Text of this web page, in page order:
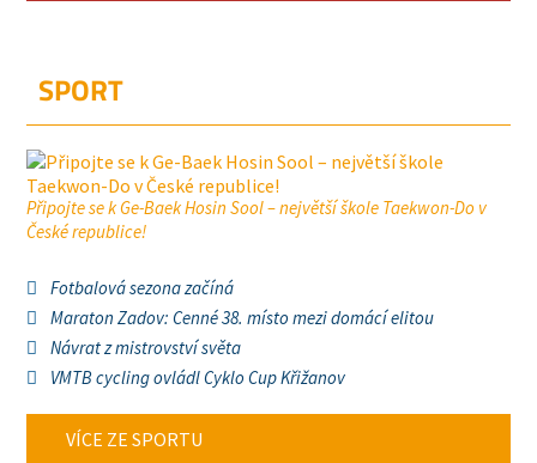
SPORT
Připojte se k Ge-Baek Hosin Sool – největší škole Taekwon-Do v
České republice!
Fotbalová sezona začíná
Maraton Zadov: Cenné 38. místo mezi domácí elitou
Návrat z mistrovství světa
VMTB cycling ovládl Cyklo Cup Křižanov
VÍCE ZE SPORTU